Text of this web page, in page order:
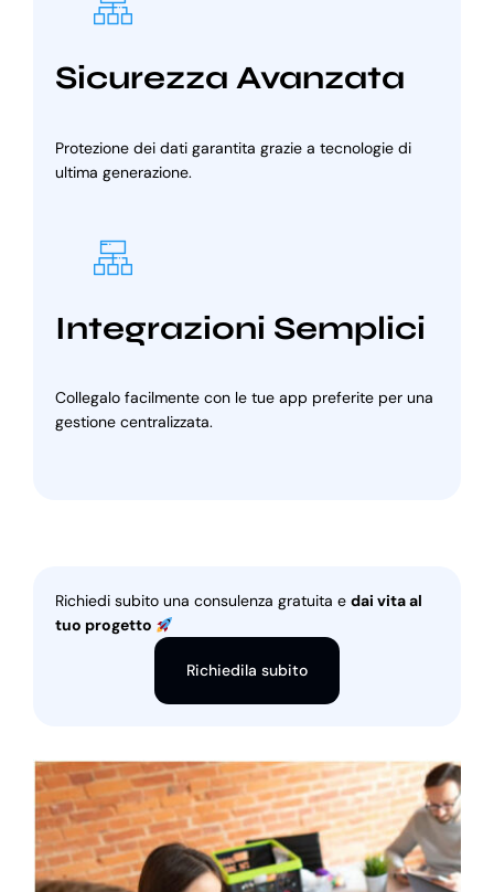
Sicurezza Avanzata
Protezione dei dati garantita grazie a tecnologie di
ultima generazione.
Integrazioni Semplici
Collegalo facilmente con le tue app preferite per una
gestione centralizzata.
Richiedi subito una consulenza gratuita e dai vita al
tuo progetto
Richiedila subito